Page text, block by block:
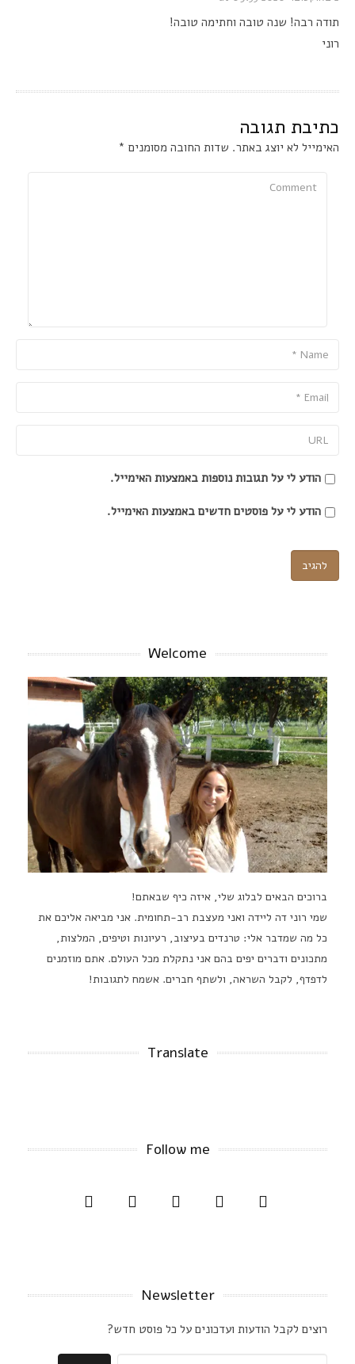
תודה רבה! שנה טובה וחתימה טובה!
רוני
כתיבת תגובה
האימייל לא יוצג באתר. שדות החובה מסומנים *
Comment
Email
הודע לי על תגובות נוספות באמצעות האימייל.
הודע לי על פוסטים חדשים באמצעות האימייל.
Welcome
ברוכים הבאים לבלוג שלי, איזה כיף שבאתם!
שמי רוני דה ליידה ואני מעצבת רב-תחומית. אני מביאה אליכם את
כל מה שמדבר אלי: טרנדים בעיצוב, רעיונות וטיפים, המלצות,
מתכונים ודברים יפים בהם אני נתקלת מכל העולם. אתם מוזמנים
לדפדף, לקבל השראה, ולשתף חברים. אשמח לתגובות!
Translate
Follow me
Newsletter
רוצים לקבל הודעות ועדכונים על כל פוסט חדש?